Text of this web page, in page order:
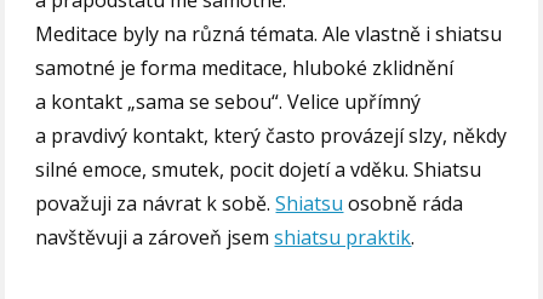
Meditace byly na různá témata. Ale vlastně i shiatsu
samotné je forma meditace, hluboké zklidnění
a kontakt „sama se sebou“. Velice upřímný
a pravdivý kontakt, který často provázejí slzy, někdy
silné emoce, smutek, pocit dojetí a vděku. Shiatsu
považuji za návrat k sobě.Shiatsu osobně ráda
navštěvuji a zároveň jsemshiatsu praktik.